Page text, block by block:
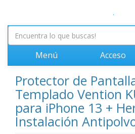
.
Menú Acceso
Protector de
Templado Vention
para iPhone 13 +
Instalación